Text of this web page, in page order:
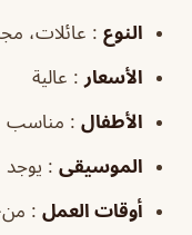
النوع : عائلات،
الأسعار : عالية
الأطفال : مناسب
الموسيقى : يوجد
أوقات العمل : من٧:٠٠ص–٣:٠٠ص